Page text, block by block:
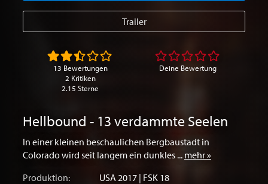
Hellbound - 13 verdammte Seelen
In einer kleinen beschaulichen Bergbaustadt in
Colorado wird seit langem ein dunkles ... mehr »
Produktion:
USA 2017 | FSK 18
Trailer
13 Bewertungen
2 Kritiken
2.15 Sterne
Deine Bewertung